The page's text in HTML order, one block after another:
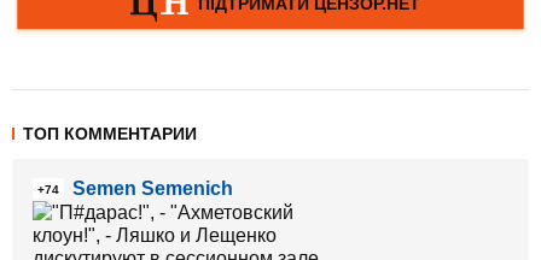
ТОП КОММЕНТАРИИ
+74 Semen Semenich